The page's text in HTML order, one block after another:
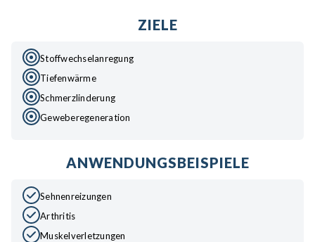
ZIELE
Stoffwechselanregung
Tiefenwärme
Schmerzlinderung
Geweberegeneration
ANWENDUNGSBEISPIELE
Sehnenreizungen
Arthritis
Muskelverletzungen